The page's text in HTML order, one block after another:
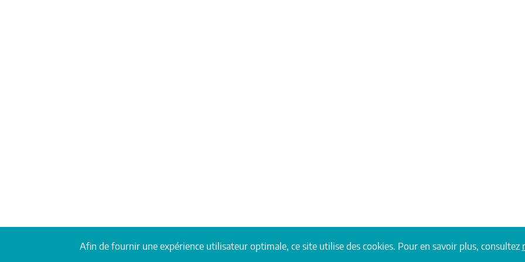
Afin de fournir une expérience utilisateur optimale, ce site utilise des cookies. Pour en savoir plus, consultez